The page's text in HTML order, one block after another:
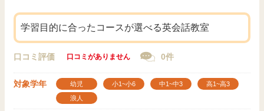
学習目的に合ったコースが選べる英会話教室
口コミ評価 口コミがありません 0件
対象学年 幼児 小1~小6 中1~中3
高1~高3
浪人